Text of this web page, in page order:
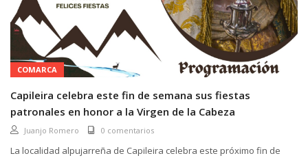
COMARCA
Capileira celebra este fin de semana sus fiestas
patronales en honor a la Virgen de la Cabeza
Juanjo Romero 0 comentarios
La localidad alpujarreña de Capileira celebra este próximo fin de